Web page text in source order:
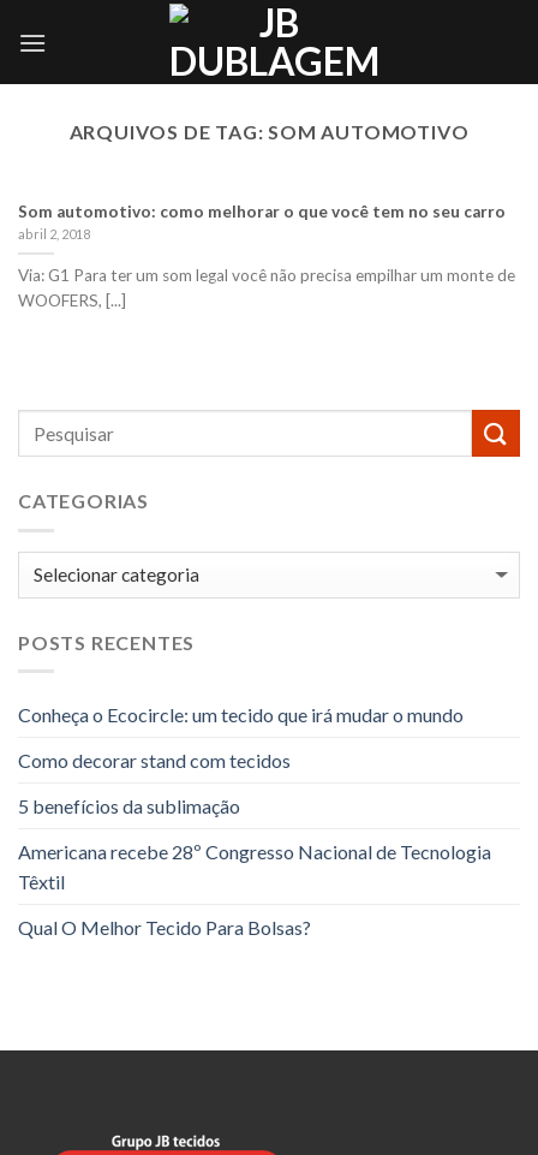
ARQUIVOS DE TAG:SOM AUTOMOTIVO
CATEGORIAS
Categorias
POSTS RECENTES
Conheça o Ecocircle: um tecido que irá mudar o mundo
Como decorar stand com tecidos
5 benefícios da sublimação
Americana recebe 28º Congresso Nacional de Tecnologia
Têxtil
Qual O Melhor Tecido Para Bolsas?
Som automotivo: como melhorar o que você tem no seu carro
abril 2, 2018
Via: G1 Para ter um som legal você não precisa empilhar um monte de
WOOFERS, [...]